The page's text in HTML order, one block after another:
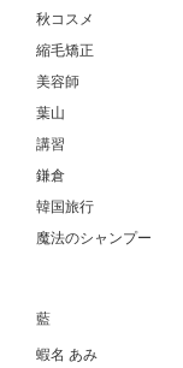
秋コスメ
縮毛矯正
美容師
葉山
講習
鎌倉
韓国旅行
魔法のシャンプー
藍
蝦名 あみ